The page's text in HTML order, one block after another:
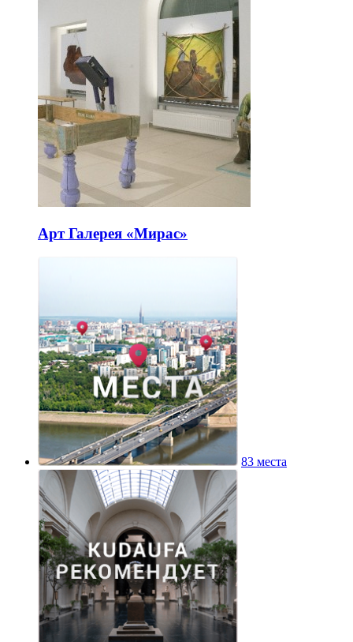
Арт Галерея «Мирас»
83 места